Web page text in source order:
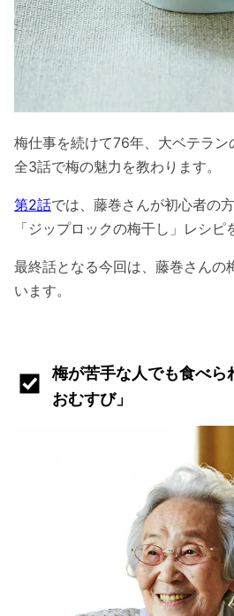
梅仕事を続けて76年、大ベテラン
全3話で梅の魅力を教わります。
第2話では、藤巻さんが初心者の
「ジップロックの梅干し」レシピ
最終話となる今回は、藤巻さんの
います。
梅が苦手な人でも食べら
おむすび」